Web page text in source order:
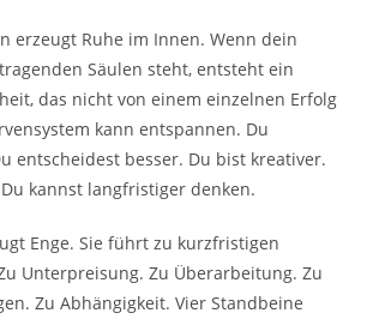
erzeugt Ruhe im Innen. Wenn dein
Säulen steht, entsteht ein
das nicht von einem einzelnen Erfolg
kann entspannen. Du
entscheidest besser. Du bist kreativer.
kannst langfristiger denken.
Enge. Sie führt zu kurzfristigen
Unterpreisung. Zu Überarbeitung. Zu
Zu Abhängigkeit. Vier Standbeine